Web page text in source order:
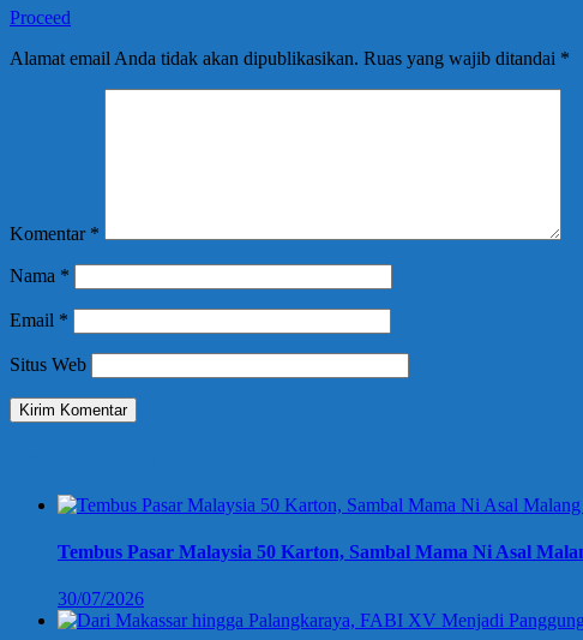
Proceed
Alamat email Anda tidak akan dipublikasikan. Ruas yang wajib ditandai *
Komentar *
Nama *
Email *
Situs Web
Tembus Pasar Malaysia 50 Karton, Sambal Mama Ni Asal
30/07/2026